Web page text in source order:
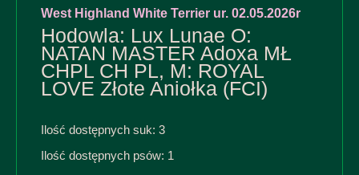
West Highland White Terrier ur. 02.05.2026r
Hodowla: Lux Lunae O:
NATAN MASTER Adoxa MŁ
CHPL CH PL, M: ROYAL
LOVE Złote Aniołka (FCI)
Ilość dostępnych suk: 3
Ilość dostępnych psów: 1